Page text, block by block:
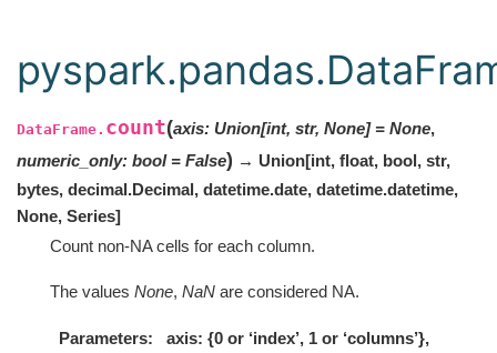
DataFrame. count(axis: Union[int, str, None] = None,
numeric_only: bool = False) → Union[int, float, bool, str,
bytes, decimal.Decimal, datetime.date, datetime.datetime,
None, Series]
Count non-NA cells for each column.
The values None, NaN are considered NA.
Parameters
axis: {0 or ‘index’, 1 or ‘columns’},